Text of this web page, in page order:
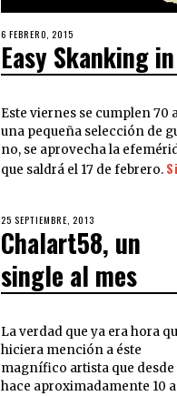
6 FEBRERO, 2015
Easy Skanking
Este viernes se cumplen
una pequeña selección de
no, se aprovecha la
que saldrá el 17 de febrero.
25 SEPTIEMBRE, 2013
Chalart58, un
single al mes
La verdad que ya era hora
hiciera mención a éste
magnífico artista que desde
hace aproximadamente 10